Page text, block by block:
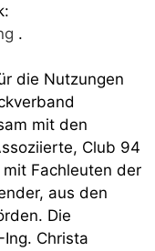
.
die Nutzungen
mit den
Club 94
Fachleuten der
aus den
Die
Christa